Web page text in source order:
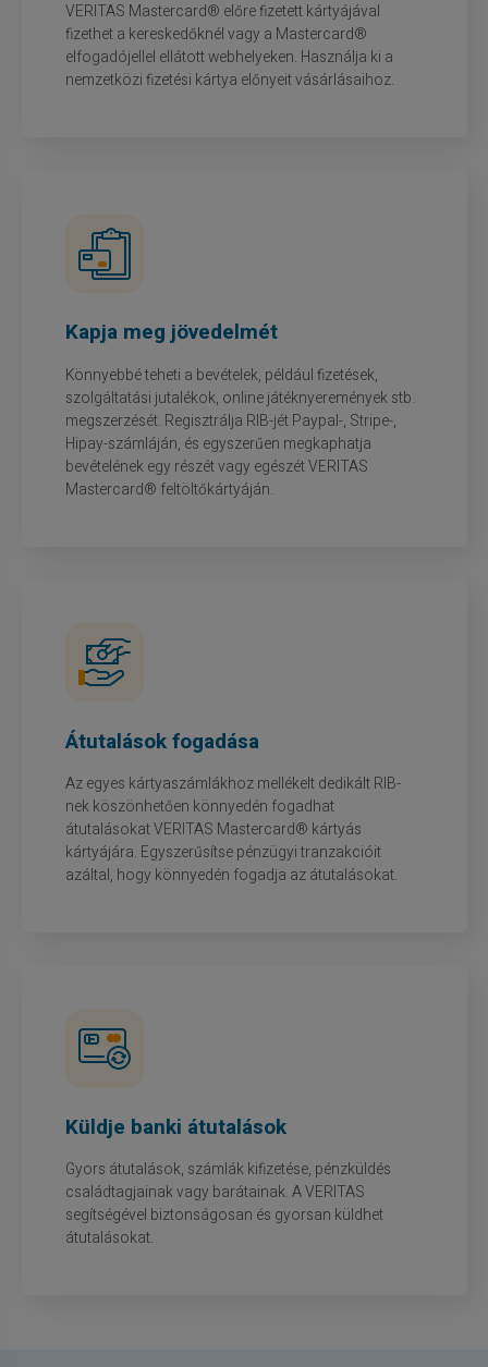
VERITAS Mastercard® előre fizetett kártyájával
fizethet a kereskedőknél vagy a Mastercard®
elfogadójellel ellátott webhelyeken. Használja ki a
nemzetközi fizetési kártya előnyeit vásárlásaihoz.
Kapja meg jövedelmét
Könnyebbé teheti a bevételek, például fizetések,
szolgáltatási jutalékok, online játéknyeremények stb.
megszerzését. Regisztrálja RIB-jét Paypal-, Stripe-,
Hipay-számláján, és egyszerűen megkaphatja
bevételének egy részét vagy egészét VERITAS
Mastercard® feltöltőkártyáján.
Átutalások fogadása
Az egyes kártyaszámlákhoz mellékelt dedikált RIB-
nek köszönhetően könnyedén fogadhat
átutalásokat VERITAS Mastercard® kártyás
kártyájára. Egyszerűsítse pénzügyi tranzakcióit
azáltal, hogy könnyedén fogadja az átutalásokat.
Küldje banki átutalások
Gyors átutalások, számlák kifizetése, pénzküldés
családtagjainak vagy barátainak. A VERITAS
segítségével biztonságosan és gyorsan küldhet
átutalásokat.